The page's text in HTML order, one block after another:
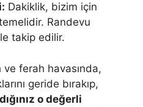
Dakiklik, bizim için
Randevu
takip edilir.
ve ferah havasında,
geride bırakıp,
o değerli